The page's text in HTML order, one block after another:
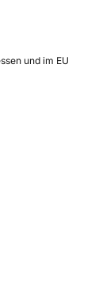
und im EU